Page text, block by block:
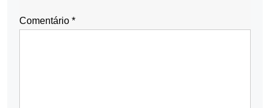
Comentário *